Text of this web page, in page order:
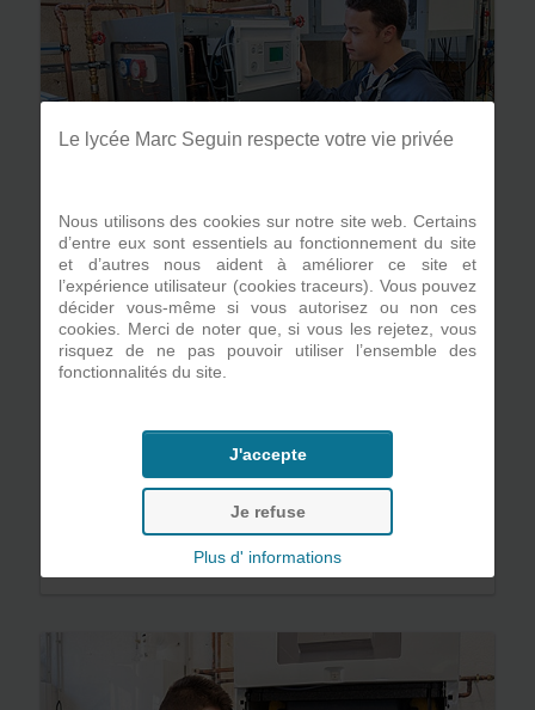
Qualités personnelles requises :
Etre dynamique et avoir le sens des
responsabilités,
Désirer répondre aux besoins des
des poids, des charges,
Etre très autonome, soigneux et
rigoureux,
Avoir l'esprit d'équipe,
Maturité, dynamisme et créativité.
Le lycée Marc Seguin respecte votre vie privée
Nous utilisons des cookies sur notre site web. Certains
d’entre eux sont essentiels au fonctionnement du site
et d’autres nous aident à améliorer ce site et
l’expérience utilisateur (cookies traceurs). Vous pouvez
décider vous-même si vous autorisez ou non ces
cookies. Merci de noter que, si vous les rejetez, vous
risquez de ne pas pouvoir utiliser l’ensemble des
fonctionnalités du site.
J'accepte
Je refuse
Plus d' informations